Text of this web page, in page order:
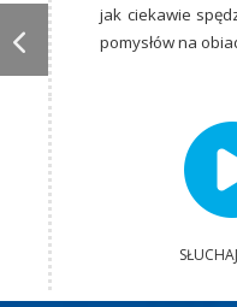
jak ciekawie
pomysłów na